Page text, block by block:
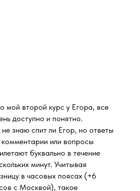
мой второй курс у Егора, все
доступно и понятно.
знаю спит ли Егор, но ответы
комментарии или вопросы
буквально в течение
минут. Учитывая
в часовых поясах (+6
с Москвой), такое